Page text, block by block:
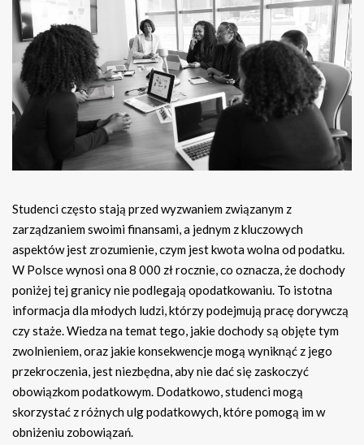
Studenci często stają przed wyzwaniem związanym z
zarządzaniem swoimi finansami, a jednym z kluczowych
aspektów jest zrozumienie, czym jest kwota wolna od podatku.
W Polsce wynosi ona 8 000 zł rocznie, co oznacza, że dochody
poniżej tej granicy nie podlegają opodatkowaniu. To istotna
informacja dla młodych ludzi, którzy podejmują pracę dorywczą
czy staże. Wiedza na temat tego, jakie dochody są objęte tym
zwolnieniem, oraz jakie konsekwencje mogą wyniknąć z jego
przekroczenia, jest niezbędna, aby nie dać się zaskoczyć
obowiązkom podatkowym. Dodatkowo, studenci mogą
skorzystać z różnych ulg podatkowych, które pomogą im w
obniżeniu zobowiązań.